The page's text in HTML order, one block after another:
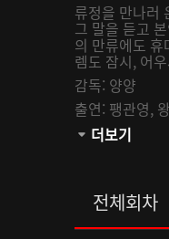
류정을 만나러
그 말을 듣고
의 만류에도
렘도 잠시, 어
감독: 양양
출연: 팽관영,
관람등급:
더보기
전체회차